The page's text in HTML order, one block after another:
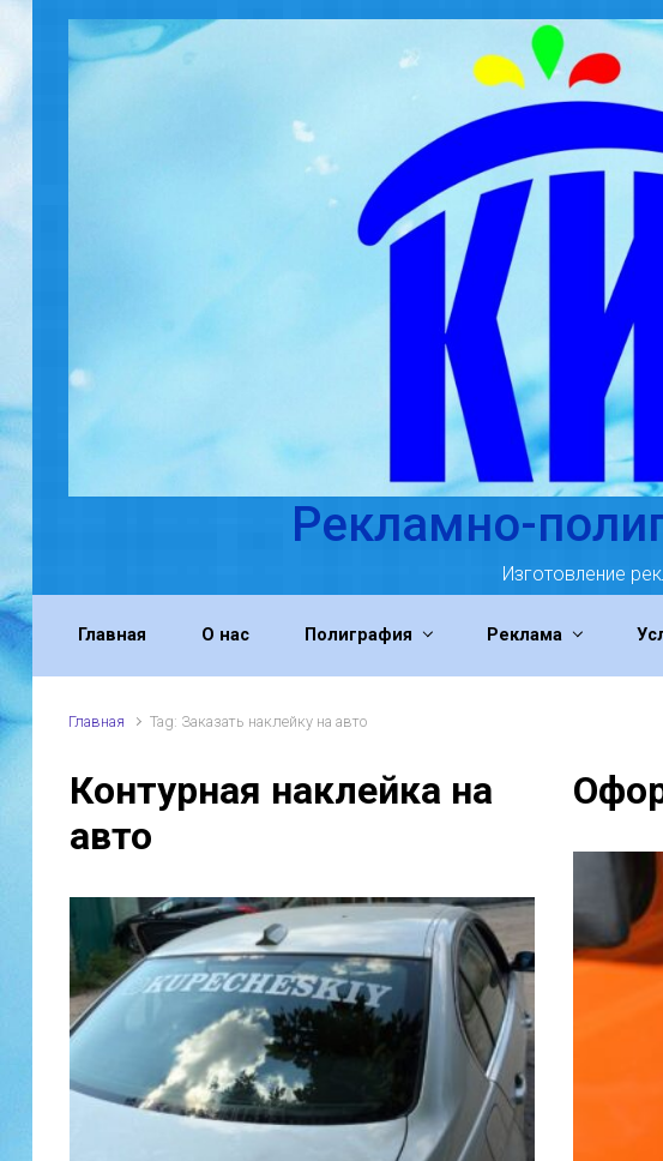
Skip to main content
Рекламно-
Изготовление
Главная О нас Полиграфия Реклама
Главная Tag: Заказать наклейку на авто
Контурная наклейка на
авто